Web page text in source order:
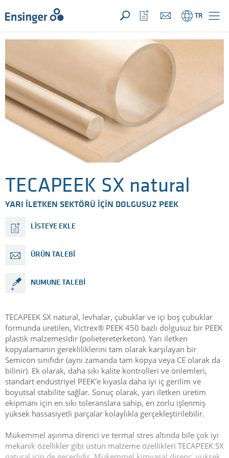
TALEBİNİZ ({{productCount}} ÜRÜNLER) AÇIK
Anasayfa TR
İzleme
listeni
aç
TECAPEEK SX natural
YARI İLETKEN SEKTÖRÜ İÇİN DOLGUSUZ PEEK
LISTEYE EKLE
ÜRÜN TALEBI
NUMUNE TALEBI
TECAPEEK SX natural, levhalar, çubuklar ve içi boş çubuklar
formunda üretilen, Victrex® PEEK 450 bazlı dolgusuz bir PEEK
plastik malzemesidir (polietereterketon). Yarı iletken
kopyalamanın gerekliliklerini tam olarak karşılayan bir
Semicon sınıfıdır (aynı zamanda tam kopya veya CE olarak da
bilinir). Ek olarak, daha sıkı kalite kontrolleri ve önlemleri,
standart endüstriyel PEEK'e kıyasla daha iyi iç gerilim ve
boyutsal stabilite sağlar. Sonuç olarak, yarı iletken üretim
ekipmanı için en sıkı toleranslara sahip, en zorlu işlenmiş
yüksek hassasiyetli parçalar kolaylıkla gerçekleştirilebilir.
Mükemmel aşınma direnci ve termal stres altında bile çok iyi
mekanik özellikler gibi üstün malzeme özellikleri TECAPEEK SX